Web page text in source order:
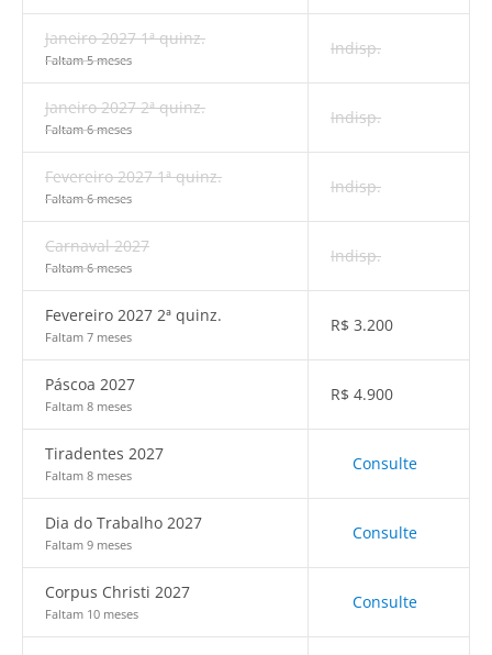
Janeiro 2027 1ª quinz.
Faltam 5 meses
Indisp.
Janeiro 2027 2ª quinz.
Faltam 6 meses
Indisp.
Fevereiro 2027 1ª quinz.
Faltam 6 meses
Indisp.
Carnaval 2027
Faltam 6 meses
Indisp.
Fevereiro 2027 2ª quinz.
Faltam 7 meses
R$ 3.200
Páscoa 2027
Faltam 8 meses
R$ 4.900
Tiradentes 2027
Faltam 8 meses
Consulte
Dia do Trabalho 2027
Faltam 9 meses
Consulte
Corpus Christi 2027
Faltam 10 meses
Consulte